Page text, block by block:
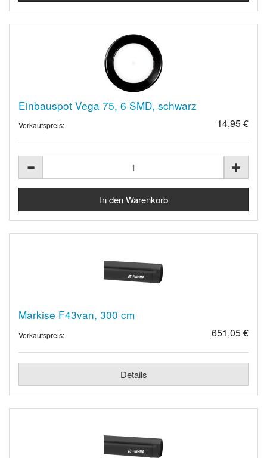
Einbauspot Vega 75, 6 SMD, schwarz
Verkaufspreis: 14,95 €
Markise F43van, 300 cm
Verkaufspreis: 651,05 €
Details